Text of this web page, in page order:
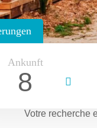
Ankunft
8
Votre recherche